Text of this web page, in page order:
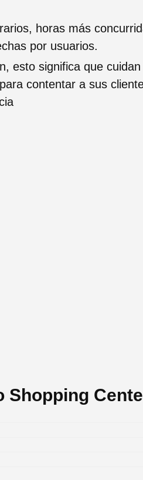
horas más
por usuarios.
esto significa que
contentar a sus
Shopping